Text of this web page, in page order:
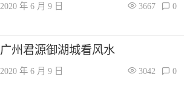
2020 年 6 月 9 日 3667 0
广州君源御湖城看风水
2020 年 6 月 9 日 3042 0